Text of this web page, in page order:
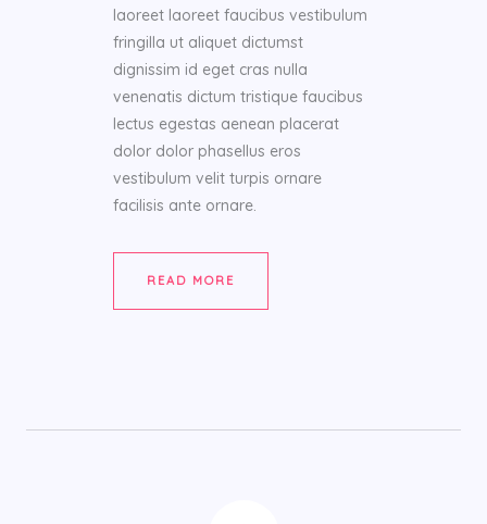
laoreet laoreet faucibus vestibulum
fringilla ut aliquet dictumst
dignissim id eget cras nulla
venenatis dictum tristique faucibus
lectus egestas aenean placerat
dolor dolor phasellus eros
vestibulum velit turpis ornare
facilisis ante ornare.
READ MORE